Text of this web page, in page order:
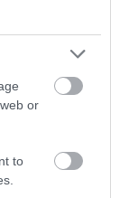
or
to
ÉS